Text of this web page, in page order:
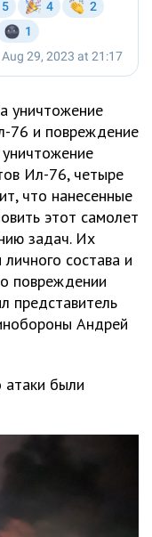
уничтожение
76 и повреждение
Ил-76, четыре
что нанесенные
этот самолет
задач. Их
состава и
повреждении
представитель
Андрей
атаки были